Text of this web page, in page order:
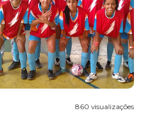
860 visualizações